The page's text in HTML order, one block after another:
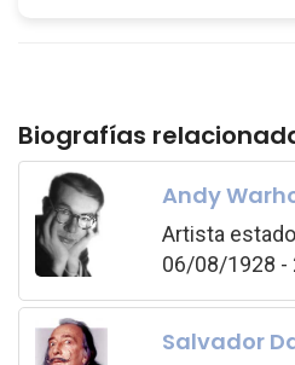
Biografías
Andy
Artista
06/08/1928
Salvador